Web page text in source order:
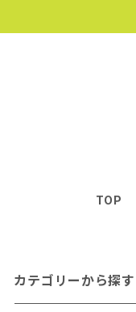
TOP
カテゴリーから探す